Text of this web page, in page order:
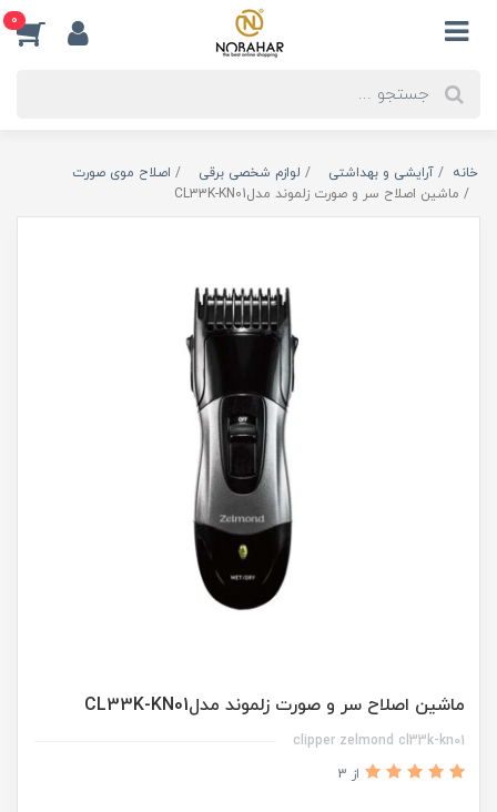
0
خانه آرایشی و بهداشتی لوازم شخصی برقی
اصلاح موی صورت
ماشین اصلاح سر و صورت زلموند مدلCL33K-KN01
ماشین اصلاح سر و صورت زلموند مدلCL33K-KN01
clipper zelmond cl33k-kn01
از 3